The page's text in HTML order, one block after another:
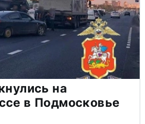
на
в Подмосковье